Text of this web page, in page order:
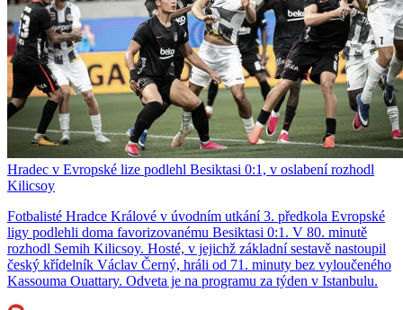
Hradec v Evropské lize podlehl Besiktasi 0:1, v oslabení rozhodl
Kilicsoy
Fotbalisté Hradce Králové v úvodním utkání 3. předkola Evropské
ligy podlehli doma favorizovanému Besiktasi 0:1. V 80. minutě
rozhodl Semih Kilicsoy. Hosté, v jejichž základní sestavě nastoupil
český křídelník Václav Černý, hráli od 71. minuty bez vyloučeného
Kassouma Ouattary. Odveta je na programu za týden v Istanbulu.